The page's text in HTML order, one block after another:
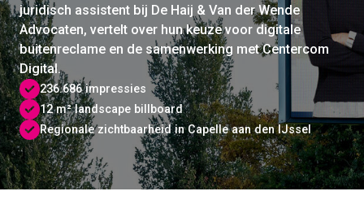
juridisch assistent bij De Haij & Van der Wende
Advocaten, vertelt over hun keuze voor digitale
buitenreclame en de samenwerking met Centercom
Digital.
236.686 impressies
12 m² landscape billboard
Regionale zichtbaarheid in Capelle aan den IJssel